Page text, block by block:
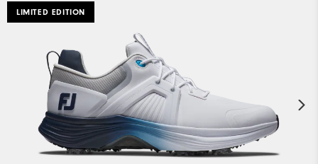
LIMITED EDITION